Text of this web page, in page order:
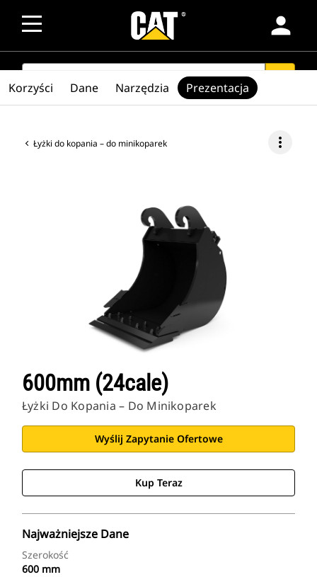
person
SEARCH
Łyżki do kopania – do minikoparek more_vert
600mm (24cale)
Łyżki Do Kopania – Do Minikoparek
Wyślij Zapytanie Ofertowe
Kup Teraz
Najważniejsze Dane
Szerokość
600 mm
Korzyści Dane Narzędzia Prezentacja